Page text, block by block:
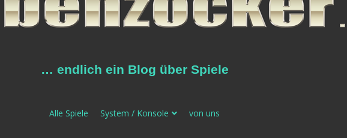
… endlich ein Blog über Spiele
Alle Spiele System / Konsole von uns